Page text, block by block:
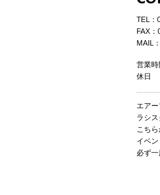
TEL：
FAX：
MAIL
営業
休日
エア
ラシ
こち
イベ
必ず一